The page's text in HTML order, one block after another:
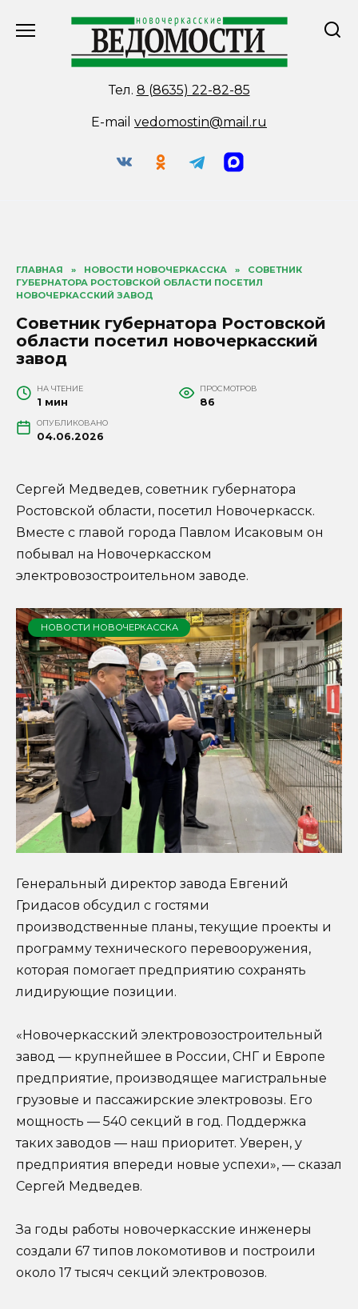
Тел. 8 (8635) 22-82-85
E-mail vedomostin@mail.ru
ГЛАВНАЯ » НОВОСТИ НОВОЧЕРКАССКА »
СОВЕТНИК
ГУБЕРНАТОРА РОСТОВСКОЙ ОБЛАСТИ ПОСЕТИЛ
НОВОЧЕРКАССКИЙ ЗАВОД
Советник губернатора Ростовской
области посетил новочеркасский
завод
НА ЧТЕНИЕ
1 мин
ПРОСМОТРОВ
86
ОПУБЛИКОВАНО
04.06.2026
Сергей Медведев, советник губернатора
Ростовской области, посетил Новочеркасск.
Вместе с главой города Павлом Исаковым он
побывал на Новочеркасском
электровозостроительном заводе.
НОВОСТИ НОВОЧЕРКАССКА
Генеральный директор завода Евгений
Гридасов обсудил с гостями
производственные планы, текущие проекты и
программу технического перевооружения,
которая помогает предприятию сохранять
лидирующие позиции.
«Новочеркасский электровозостроительный
завод — крупнейшее в России, СНГ и Европе
предприятие, производящее магистральные
грузовые и пассажирские электровозы. Его
мощность — 540 секций в год. Поддержка
таких заводов — наш приоритет. Уверен, у
предприятия впереди новые успехи», — сказал
Сергей Медведев.
За годы работы новочеркасские инженеры
создали 67 типов локомотивов и построили
около 17 тысяч секций электровозов.